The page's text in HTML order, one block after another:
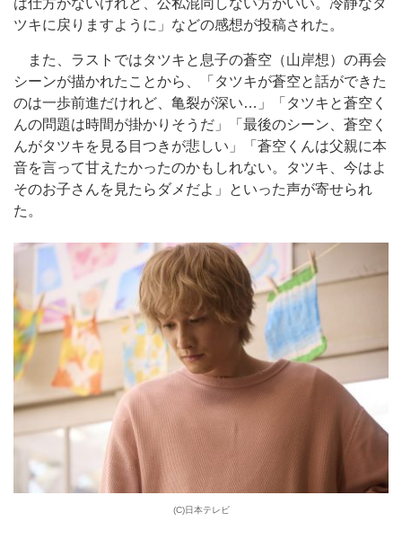
ツキに戻りますように」などの感想が投稿された。
また、ラストではタツキと息子の蒼空（山岸想）の再会
シーンが描かれたことから、「タツキが蒼空と話ができた
のは一歩前進だけれど、亀裂が深い…」「タツキと蒼空く
んの問題は時間が掛かりそうだ」「最後のシーン、蒼空く
んがタツキを見る目つきが悲しい」「蒼空くんは父親に本
音を言って甘えたかったのかもしれない。タツキ、今はよ
そのお子さんを見たらダメだよ」といった声が寄せられ
た。
(C)日本テレビ